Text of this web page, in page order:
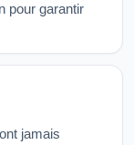
pour garantir
jamais